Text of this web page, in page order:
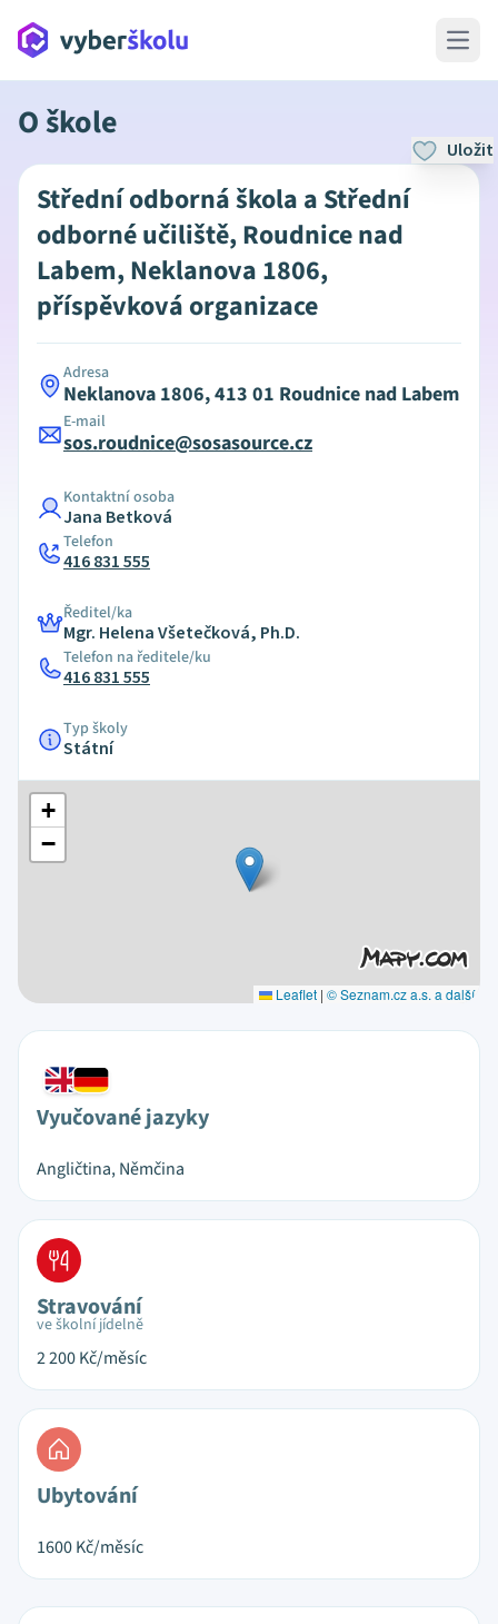
Open
O škole
Uložit
Střední odborná škola a Střední
odborné učiliště, Roudnice nad
Labem, Neklanova 1806,
příspěvková organizace
Adresa
Neklanova 1806, 413 01 Roudnice nad Labem
E-mail
sos.roudnice@sosasource.cz
Kontaktní osoba
Jana Betková
Telefon
416 831 555
Ředitel/ka
Mgr. Helena Všetečková, Ph.D.
Telefon na ředitele/ku
416 831 555
Typ školy
Státní
+
−
Leaflet | © Seznam.cz a.s. a další
Vyučované jazyky
Angličtina, Němčina
Stravování
ve školní jídelně
2 200Kč/měsíc
Ubytování
1600Kč/měsíc